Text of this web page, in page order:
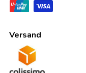
Versand